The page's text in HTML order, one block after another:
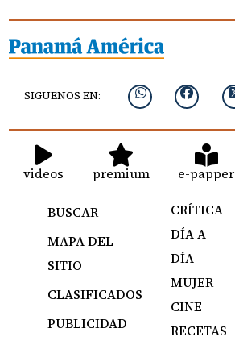
SIGUENOS EN:
videos premium e-papper
BUSCAR
MAPA DEL
SITIO
CLASIFICADOS
PUBLICIDAD
CRÍTICA
DÍA A
DÍA
MUJER
CINE
RECETAS